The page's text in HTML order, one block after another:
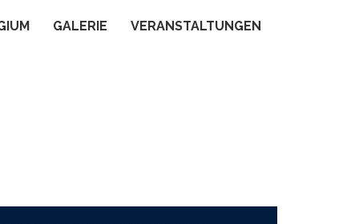
GALERIE VERANSTALTUNGEN